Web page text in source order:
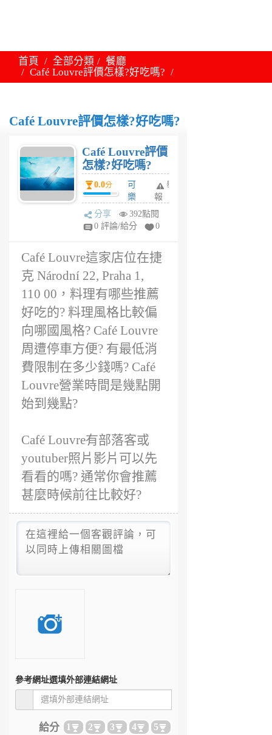
首頁 全部分類
餐廳
Café Louvre評價怎樣?好吃嗎?
Café Louvre評價怎樣?好吃嗎?
Café Louvre評價
怎樣?好吃嗎?
0.0分
可
樂
妹
1
舉
報
分享
392點閱
0 評論/給分
0
Café Louvre這家店位在捷
克 Národní 22, Praha 1,
110 00，料理有哪些推薦
好吃的? 料理風格比較偏
向哪國風格? Café Louvre
周遭停車方便? 有最低消
費限制在多少錢嗎? Café
Louvre營業時間是幾點開
始到幾點?
Café Louvre有部落客或
youtuber照片影片可以先
看看的嗎? 通常你會推薦
甚麼時候前往比較好?
參考網址選填外部連結網址
給分 1 2 3 4 5